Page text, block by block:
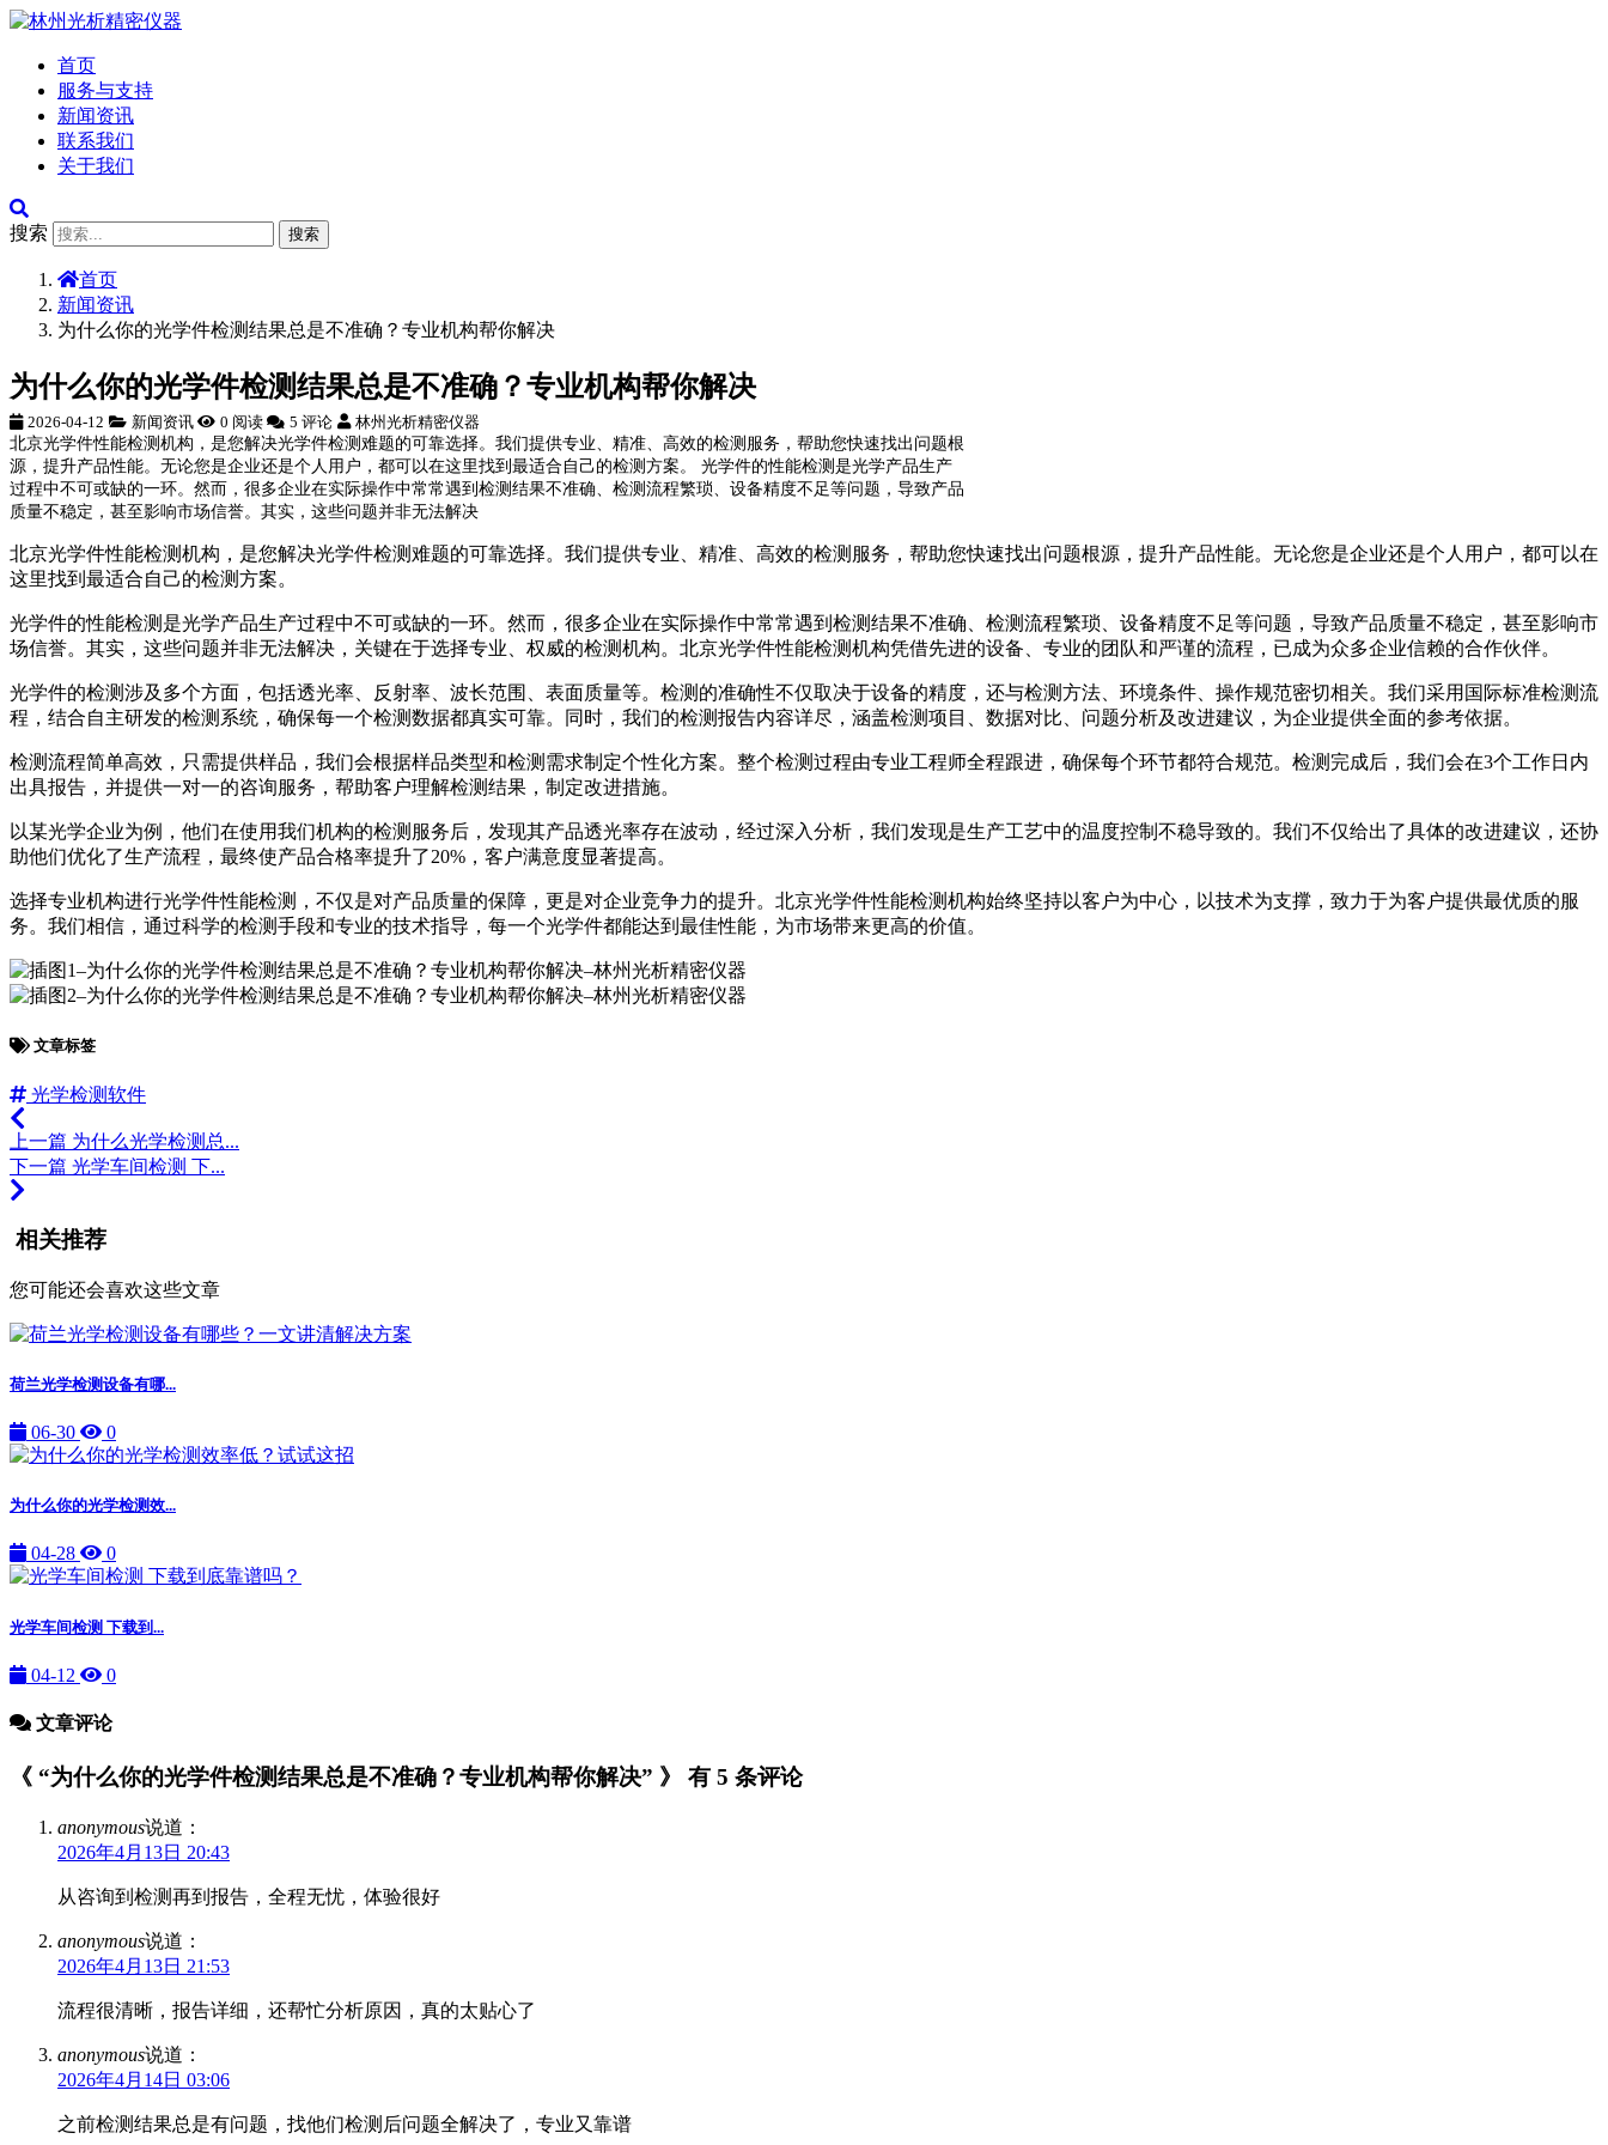
首页
服务与支持
新闻资讯
联系我们
关于我们
搜索 搜索
首页
新闻资讯
为什么你的光学件检测结果总是不准确？专业机构帮你解决
为什么你的光学件检测结果总是不准确？专业机构帮你解决
2026-04-12 新闻资讯 0 阅读 5 评论 林州光析精密仪器
北京光学件性能检测机构，是您解决光学件检测难题的可靠选择。我们提供专业、精准、高效的检测服务，帮助您快速找出问题根
源，提升产品性能。无论您是企业还是个人用户，都可以在这里找到最适合自己的检测方案。 光学件的性能检测是光学产品生产
过程中不可或缺的一环。然而，很多企业在实际操作中常常遇到检测结果不准确、检测流程繁琐、设备精度不足等问题，导致产品
质量不稳定，甚至影响市场信誉。其实，这些问题并非无法解决
北京光学件性能检测机构，是您解决光学件检测难题的可靠选择。我们提供专业、精准、高效的检测服务，帮助您快速找出问题根源，提升产品性能。无论您是企业还是个人用户，都可以在
这里找到最适合自己的检测方案。
光学件的性能检测是光学产品生产过程中不可或缺的一环。然而，很多企业在实际操作中常常遇到检测结果不准确、检测流程繁琐、设备精度不足等问题，导致产品质量不稳定，甚至影响市
场信誉。其实，这些问题并非无法解决，关键在于选择专业、权威的检测机构。北京光学件性能检测机构凭借先进的设备、专业的团队和严谨的流程，已成为众多企业信赖的合作伙伴。
光学件的检测涉及多个方面，包括透光率、反射率、波长范围、表面质量等。检测的准确性不仅取决于设备的精度，还与检测方法、环境条件、操作规范密切相关。我们采用国际标准检测流
程，结合自主研发的检测系统，确保每一个检测数据都真实可靠。同时，我们的检测报告内容详尽，涵盖检测项目、数据对比、问题分析及改进建议，为企业提供全面的参考依据。
检测流程简单高效，只需提供样品，我们会根据样品类型和检测需求制定个性化方案。整个检测过程由专业工程师全程跟进，确保每个环节都符合规范。检测完成后，我们会在3个工作日内
出具报告，并提供一对一的咨询服务，帮助客户理解检测结果，制定改进措施。
以某光学企业为例，他们在使用我们机构的检测服务后，发现其产品透光率存在波动，经过深入分析，我们发现是生产工艺中的温度控制不稳导致的。我们不仅给出了具体的改进建议，还协
助他们优化了生产流程，最终使产品合格率提升了20%，客户满意度显著提高。
选择专业机构进行光学件性能检测，不仅是对产品质量的保障，更是对企业竞争力的提升。北京光学件性能检测机构始终坚持以客户为中心，以技术为支撑，致力于为客户提供最优质的服
务。我们相信，通过科学的检测手段和专业的技术指导，每一个光学件都能达到最佳性能，为市场带来更高的价值。
文章标签
光学检测软件
上一篇 为什么光学检测总...
下一篇 光学车间检测 下...
相关推荐
您可能还会喜欢这些文章
荷兰光学检测设备有哪...
06-30 0
为什么你的光学检测效...
04-28 0
光学车间检测 下载到...
04-12 0
文章评论
《 “为什么你的光学件检测结果总是不准确？专业机构帮你解决” 》 有 5 条评论
anonymous说道：
2026年4月13日 20:43
从咨询到检测再到报告，全程无忧，体验很好
anonymous说道：
2026年4月13日 21:53
流程很清晰，报告详细，还帮忙分析原因，真的太贴心了
anonymous说道：
2026年4月14日 03:06
之前检测结果总是有问题，找他们检测后问题全解决了，专业又靠谱